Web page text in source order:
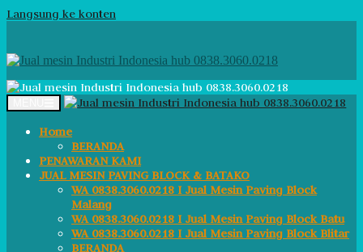
Langsung ke konten
Home
BERANDA
PENAWARAN KAMI
JUAL MESIN PAVING BLOCK & BATAKO
WA 0838.3060.0218 I Jual Mesin Paving Block
Malang
WA 0838.3060.0218 I Jual Mesin Paving Block Batu
WA 0838.3060.0218 I Jual Mesin Paving Block Blitar
BERANDA